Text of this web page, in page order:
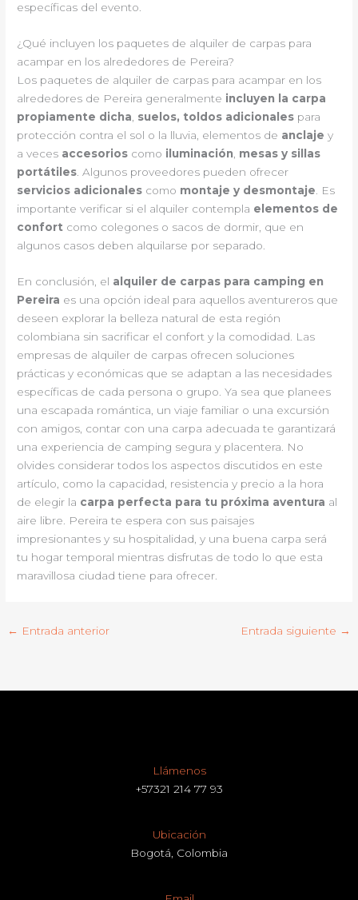
específicas del evento.
¿Qué incluyen los paquetes de alquiler de carpas para
acampar en los alrededores de Pereira?
Los paquetes de alquiler de carpas para acampar en los
alrededores de Pereira generalmente incluyen la carpa
propiamente dicha, suelos, toldos adicionales para
protección contra el sol o la lluvia, elementos de anclaje y
a veces accesorios como iluminación, mesas y sillas
portátiles. Algunos proveedores pueden ofrecer
servicios adicionales como montaje y desmontaje. Es
importante verificar si el alquiler contempla elementos de
confort como colegones o sacos de dormir, que en
algunos casos deben alquilarse por separado.
En conclusión, el alquiler de carpas para camping en
Pereira es una opción ideal para aquellos aventureros que
deseen explorar la belleza natural de esta región
colombiana sin sacrificar el confort y la comodidad. Las
empresas de alquiler de carpas ofrecen soluciones
prácticas y económicas que se adaptan a las necesidades
específicas de cada persona o grupo. Ya sea que planees
una escapada romántica, un viaje familiar o una excursión
con amigos, contar con una carpa adecuada te garantizará
una experiencia de camping segura y placentera. No
olvides considerar todos los aspectos discutidos en este
artículo, como la capacidad, resistencia y precio a la hora
de elegir la carpa perfecta para tu próxima aventura al
aire libre. Pereira te espera con sus paisajes
impresionantes y su hospitalidad, y una buena carpa será
tu hogar temporal mientras disfrutas de todo lo que esta
maravillosa ciudad tiene para ofrecer.
← Entrada anterior Entrada siguiente →
Llámenos
+57321 214 77 93
Ubicación
Bogotá, Colombia